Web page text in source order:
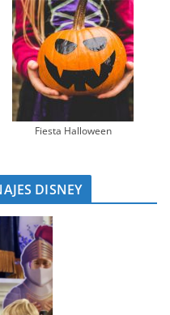
Fiesta Halloween
DISNEY